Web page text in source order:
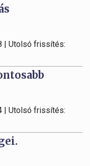
| Utolsó frissítés:
| Utolsó frissítés: